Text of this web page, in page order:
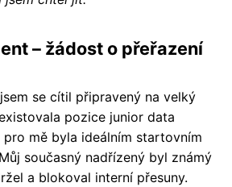
– žádost o přeřazení
se cítil připravený na velký
pozice junior data
mě byla ideálním startovním
současný nadřízený byl známý
a blokoval interní přesuny.